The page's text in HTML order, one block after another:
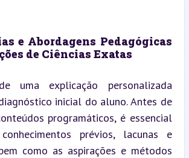
e Abordagens Pedagógicas
de Ciências Exatas
uma explicação personalizada
inicial do aluno. Antes de
programáticos, é essencial
prévios, lacunas e
como as aspirações e métodos